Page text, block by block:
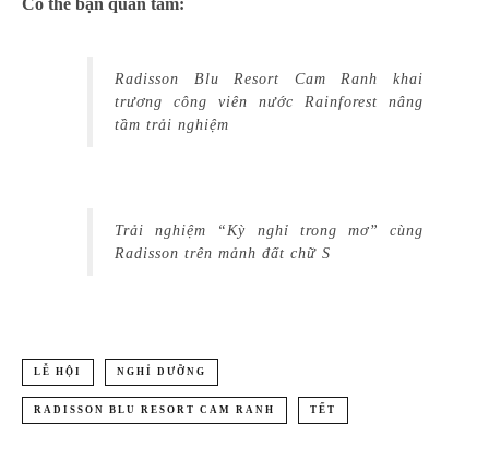
Có thể bạn quan tâm:
Radisson Blu Resort Cam Ranh khai
trương công viên nước Rainforest nâng
tầm trải nghiệm
Trải nghiệm “Kỳ nghỉ trong mơ” cùng
Radisson trên mảnh đất chữ S
LỄ HỘI NGHỈ DƯỠNG
RADISSON BLU RESORT CAM RANH TẾT